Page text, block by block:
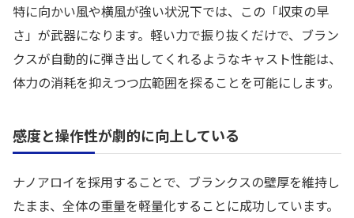
特に向かい風や横風が強い状況下では、この「収束の早
さ」が武器になります。軽い力で振り抜くだけで、ブラン
クスが自動的に弾き出してくれるようなキャスト性能は、
体力の消耗を抑えつつ広範囲を探ることを可能にします。
感度と操作性が劇的に向上している
ナノアロイを採用することで、ブランクスの壁厚を維持し
たまま、全体の重量を軽量化することに成功しています。